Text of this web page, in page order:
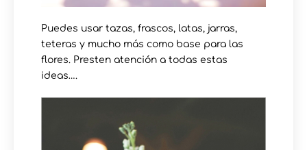
Puedes usar tazas, frascos, latas, jarras,
teteras y mucho más como base para las
flores. Presten atención a todas estas
ideas….